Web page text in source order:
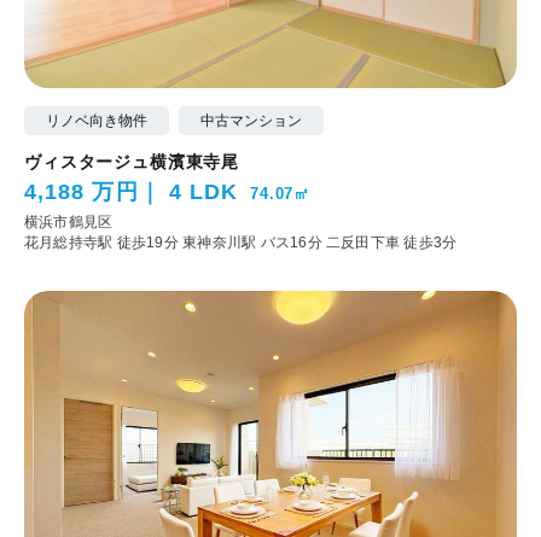
リノベ向き物件 中古マンション
ヴィスタージュ横濱東寺尾
4,188 万円 4 LDK 74.07㎡
横浜市鶴見区
花月総持寺駅 徒歩19分東神奈川駅 バス16分 二反田下車 徒歩3分